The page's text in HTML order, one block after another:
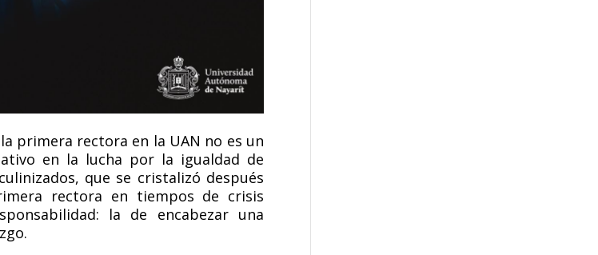
primera rectora en la UAN no es un
en la lucha por la igualdad de
que se cristalizó después
rectora en tiempos de crisis
la de encabezar una